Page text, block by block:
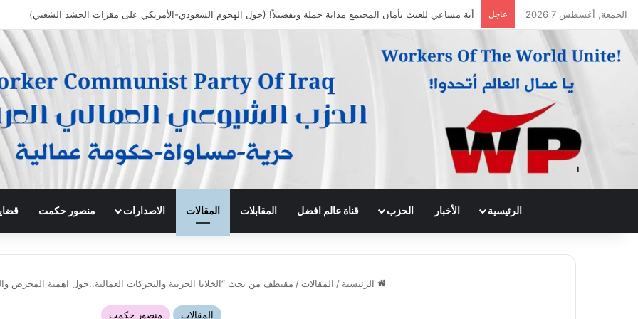
الجمعة, أغسطس 7 2026 عاجل جريدة الى الامام العدد 296 – 28/07/2026
الرئيسية الأخبار الحزب قناة عالم افضل المقابلات المقالات الاصدارات منصور حكمت
الرئيسية / المقالات / مقتطف من بحث “الخلايا الحزبية والتحركات العمالية..حول اهمية المحرض
المقالات منصور حكمت